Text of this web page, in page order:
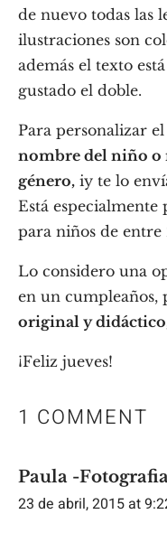
de nuevo todas las
ilustraciones son
además el texto
gustado el doble.
Para personalizar
nombre del niño o
género, iy te lo
Está especialmente
para niños de entre
Lo considero una
en un cumpleaños,
original y
¡Feliz jueves!
1 COMMENT
Paula -
23 de abril, 2015 at